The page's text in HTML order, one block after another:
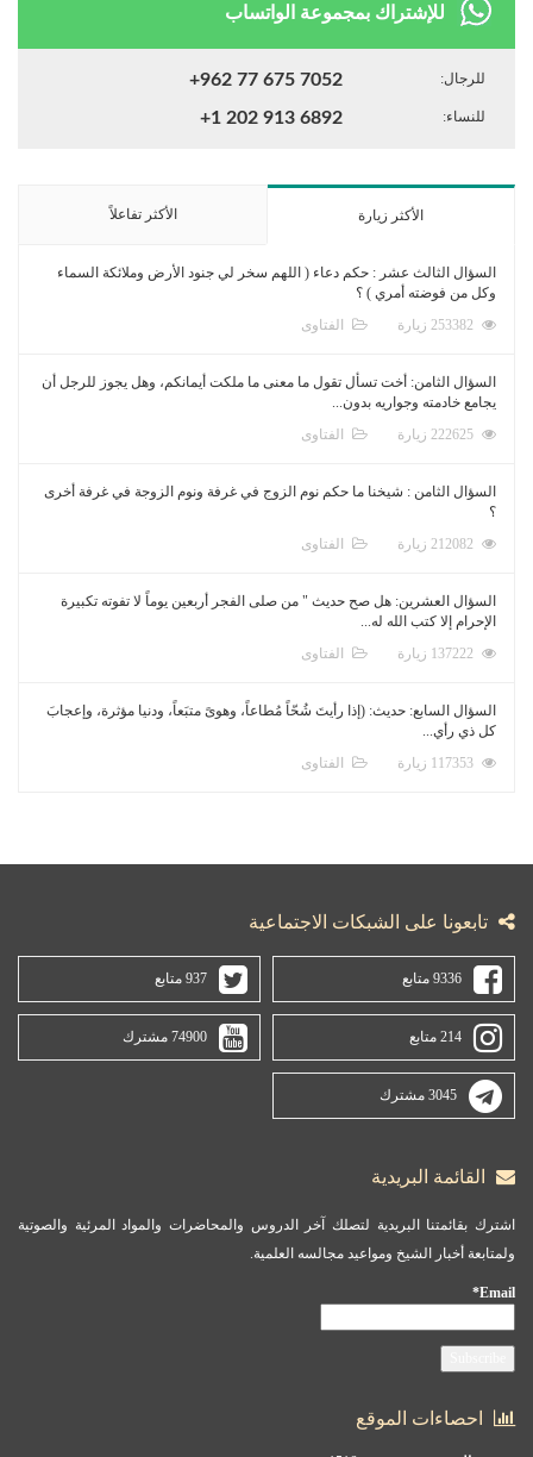
للإشتراك بمجموعة الواتساب
للرجال: +962 77 675 7052
للنساء: +1 202 913 6892
الأكثر زيارة الأكثر تفاعلاً
السؤال الثالث عشر : حكم دعاء ( اللهم سخر لي جنود الأرض وملائكة السماء
وكل من فوضته أمري ) ؟
الفتاوى
السؤال الثامن: أخت تسأل تقول ما معنى ما ملكت أيمانكم، وهل يجوز للرجل أن
يجامع خادمته وجواريه بدون...
الفتاوى
السؤال الثامن : شيخنا ما حكم نوم الزوج في غرفة ونوم الزوجة في غرفة أخرى
؟
الفتاوى
السؤال العشرين: هل صح حديث " من صلى الفجر أربعين يوماً لا تفوته تكبيرة
الإحرام إلا كتب الله له...
الفتاوى
السؤال السابع: حديث: (إذا رأيتَ شُحّاً مُطاعاً، وهوىً متبَعاً، ودنيا مؤثرة، وإعجابَ
كل ذي رأي...
الفتاوى
تابعونا على الشبكات الاجتماعية
9336 متابع 937 متابع
214 متابع 74900 مشترك
3045 مشترك
القائمة البريدية
اشترك بقائمتنا البريدية لتصلك آخر الدروس والمحاضرات والمواد المرئية والصوتية
ولمتابعة أخبار الشيخ ومواعيد مجالسه العلمية.
Email*
احصاءات الموقع